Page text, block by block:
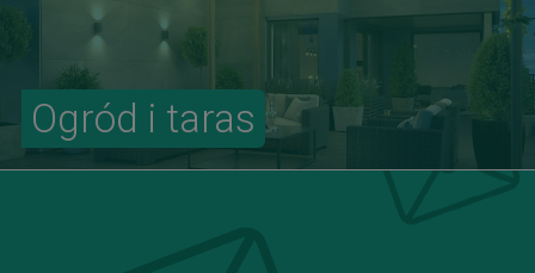
Ogród i taras